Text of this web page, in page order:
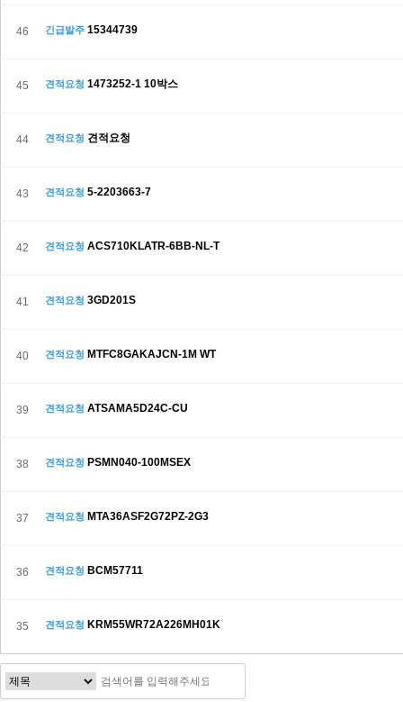
46 긴급발주 15344739
45 견적요청 1473252-1 10박스
44 견적요청 견적요청
43 견적요청 5-2203663-7
42 견적요청 ACS710KLATR-6BB-NL-T
41 견적요청 3GD201S
40 견적요청 MTFC8GAKAJCN-1M WT
39 견적요청 ATSAMA5D24C-CU
38 견적요청 PSMN040-100MSEX
37 견적요청 MTA36ASF2G72PZ-2G3
36 견적요청 BCM57711
35 견적요청 KRM55WR72A226MH01K